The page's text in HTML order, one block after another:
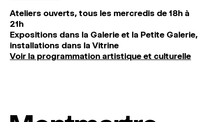
Ateliers ouverts, tous les mercredis de 18h à
21h
Expositions dans la Galerie et la Petite Galerie,
installations dans la Vitrine
Voir la programmation artistique et culturelle